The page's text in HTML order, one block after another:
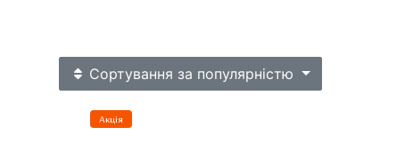
Сортування за популярністю
Акція